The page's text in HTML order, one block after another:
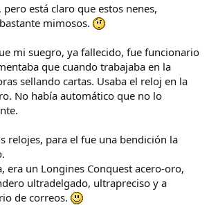
está claro que estos nenes,
mimosos.
mi suegro, ya fallecido, fue funcionario
que cuando trabajaba en la
sellando cartas. Usaba el reloj en la
No había automático que no lo
relojes, para el fue una bendición la
era un Longines Conquest acero-oro,
ultradelgado, ultrapreciso y a
de correos.